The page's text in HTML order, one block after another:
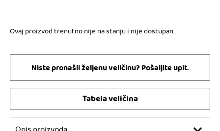
Ovaj proizvod trenutno nije na stanju i nije dostupan.
Niste pronašli željenu veličinu? Pošaljite upit.
Tabela veličina